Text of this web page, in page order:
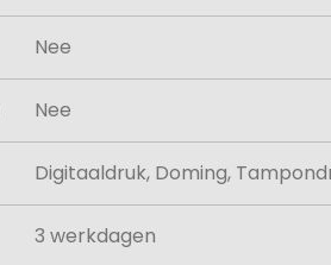
Nee
Nee
Digitaaldruk, Doming,
3 werkdagen